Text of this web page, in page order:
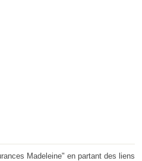
Madeleine" en partant des liens